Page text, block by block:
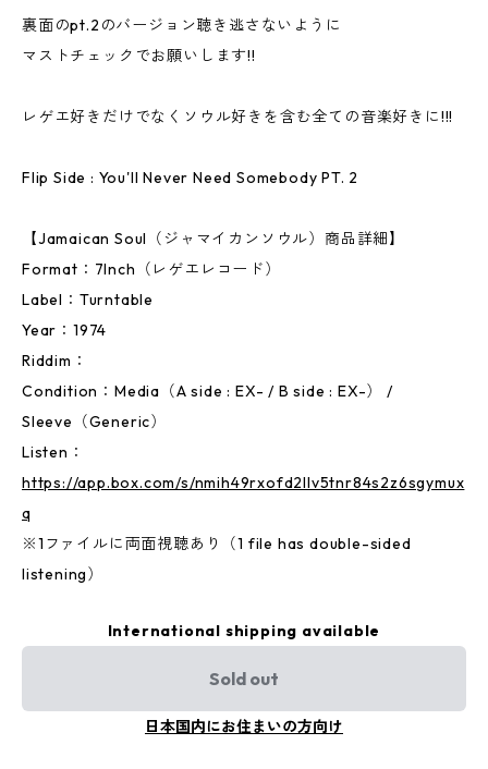
裏面のpt.2のバージョン聴き逃さないように
マストチェックでお願いします!!
レゲエ好きだけでなくソウル好きを含む全ての音楽好きに!!!
Flip Side : You'll Never Need Somebody PT. 2
【Jamaican Soul（ジャマイカンソウル）商品詳細】
Format：7Inch（レゲエレコード）
Label：Turntable
Year：1974
Riddim：
Condition：Media（A side : EX- / B side : EX-） /
Sleeve（Generic）
Listen：
https://app.box.com/s/nmih49rxofd2llv5tnr84s2z6sgymux
q
※1ファイルに両面視聴あり（1 file has double-sided
listening）
International shipping available
Sold out
日本国内にお住まいの方向け